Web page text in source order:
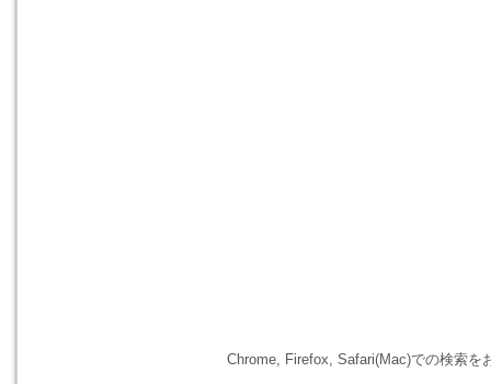
Chrome, Firefox, Safari(Mac)での検索を